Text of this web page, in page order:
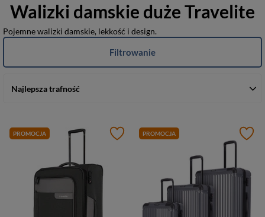
Walizki damskie duże Travelite
Pojemne walizki damskie, lekkość i design.
Najlepsza trafność
Filtrowanie
PROMOCJA PROMOCJA